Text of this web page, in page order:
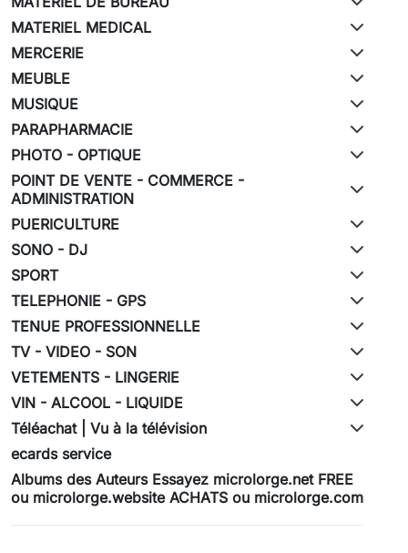
MATERIEL MEDICAL
MERCERIE
MEUBLE
MUSIQUE
PARAPHARMACIE
PHOTO - OPTIQUE
POINT DE VENTE - COMMERCE -
ADMINISTRATION
PUERICULTURE
SONO - DJ
SPORT
TELEPHONIE - GPS
TENUE PROFESSIONNELLE
TV - VIDEO - SON
VETEMENTS - LINGERIE
VIN - ALCOOL - LIQUIDE
Téléachat | Vu à la télévision
ecards service
Albums des Auteurs Essayez microlorge.net FREE
ou microlorge.website ACHATS ou microlorge.com